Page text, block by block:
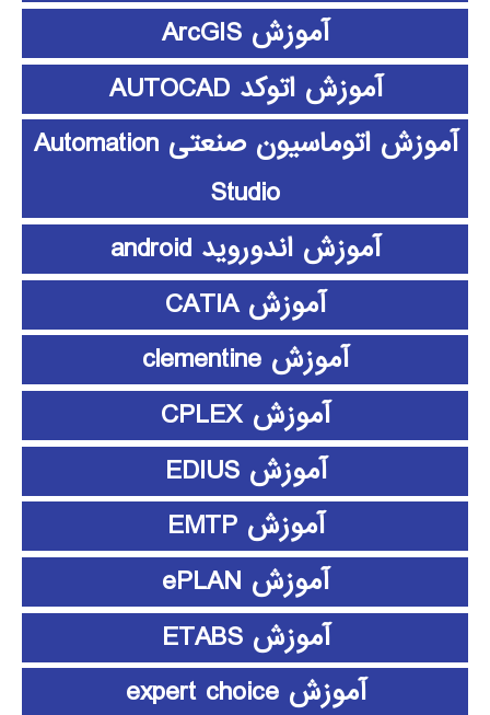
آموزش ArcGIS
آموزش اتوکد AUTOCAD
آموزش اتوماسیون صنعتی Automation
Studio
آموزش اندوروید android
آموزش CATIA
آموزش clementine
آموزش CPLEX
آموزش EDIUS
آموزش EMTP
آموزش ePLAN
آموزش ETABS
آموزش expert choice